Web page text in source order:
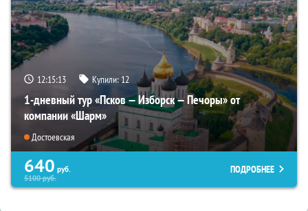
12:15:12 Купили:12
1-дневный тур «Псков — Изборск — Печоры» от
компании «Шарм»
Достоевская
640 руб.
5100руб.
ПОДРОБНЕЕ